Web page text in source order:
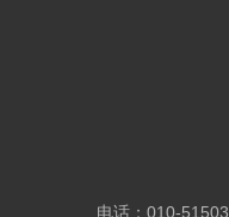
电话：010-